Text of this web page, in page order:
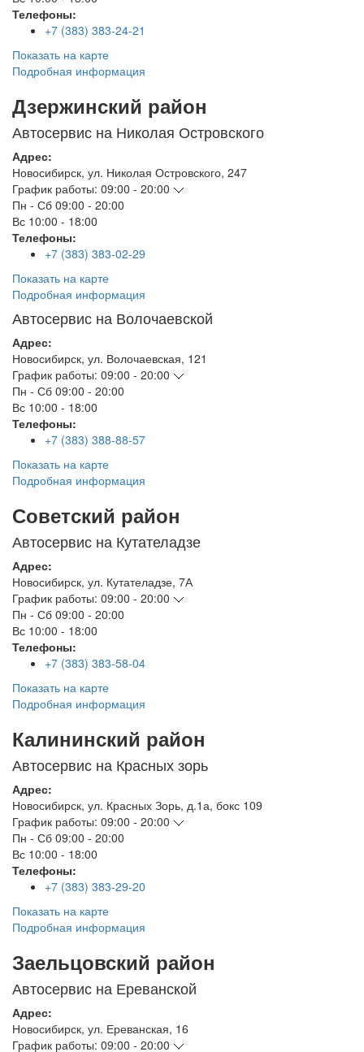
Телефоны:
+7 (383) 383-24-21
Показать на карте
Подробная информация
Дзержинский район
Автосервис на Николая Островского
Адрес:
Новосибирск, ул. Николая Островского, 247
График работы: 09:00 - 20:00
Пн - Сб 09:00 - 20:00
Вс 10:00 - 18:00
Телефоны:
+7 (383) 383-02-29
Показать на карте
Подробная информация
Автосервис на Волочаевской
Адрес:
Новосибирск, ул. Волочаевская, 121
График работы: 09:00 - 20:00
Пн - Сб 09:00 - 20:00
Вс 10:00 - 18:00
Телефоны:
+7 (383) 388-88-57
Показать на карте
Подробная информация
Советский район
Автосервис на Кутателадзе
Адрес:
Новосибирск, ул. Кутателадзе, 7А
График работы: 09:00 - 20:00
Пн - Сб 09:00 - 20:00
Вс 10:00 - 18:00
Телефоны:
+7 (383) 383-58-04
Показать на карте
Подробная информация
Калининский район
Автосервис на Красных зорь
Адрес:
Новосибирск, ул. Красных Зорь, д.1а, бокс 109
График работы: 09:00 - 20:00
Пн - Сб 09:00 - 20:00
Вс 10:00 - 18:00
Телефоны:
+7 (383) 383-29-20
Показать на карте
Подробная информация
Заельцовский район
Автосервис на Ереванской
Адрес:
Новосибирск, ул. Ереванская, 16
График работы: 09:00 - 20:00